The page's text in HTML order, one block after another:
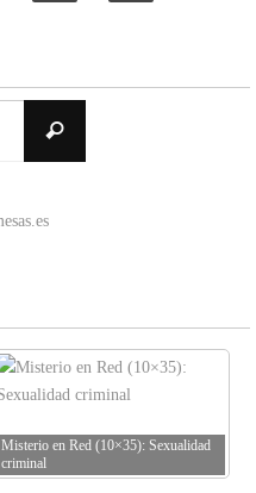
Buscar
Misterio en Red (10×35): Sexualidad
criminal